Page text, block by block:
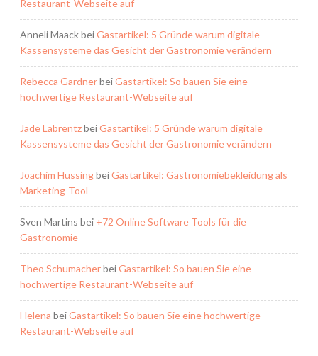
Restaurant-Webseite auf
Anneli MaackbeiGastartikel: 5 Gründe warum digitale
Kassensysteme das Gesicht der Gastronomie verändern
Rebecca GardnerbeiGastartikel: So bauen Sie eine
hochwertige Restaurant-Webseite auf
Jade LabrentzbeiGastartikel: 5 Gründe warum digitale
Kassensysteme das Gesicht der Gastronomie verändern
Joachim HussingbeiGastartikel: Gastronomiebekleidung als
Marketing-Tool
Sven Martins bei +72 Online Software Tools für die
Gastronomie
Theo SchumacherbeiGastartikel: So bauen Sie eine
hochwertige Restaurant-Webseite auf
Helena beiGastartikel: So bauen Sie eine hochwertige
Restaurant-Webseite auf